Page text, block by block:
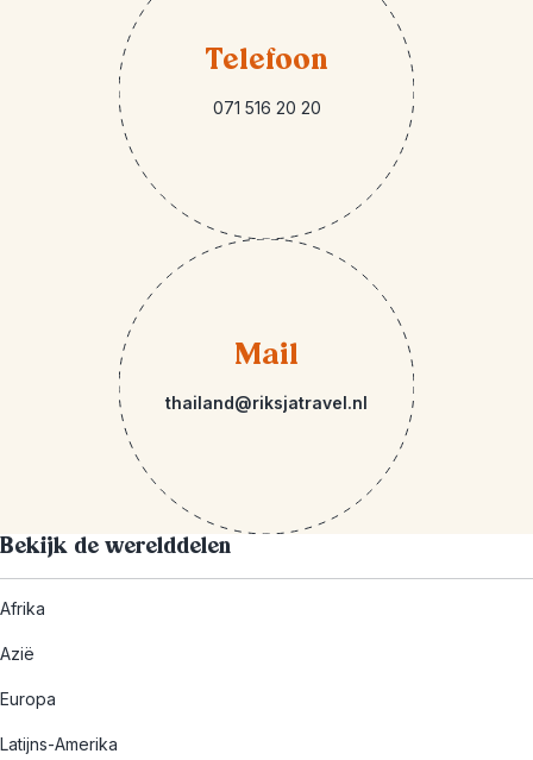
Telefoon
071 516 20 20
Mail
thailand@riksjatravel.nl
Bekijk de werelddelen
Afrika
Azië
Europa
Latijns-Amerika